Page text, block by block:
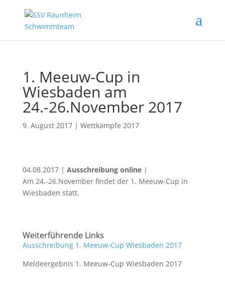
1. Meeuw-Cup in
Wiesbaden am
24.-26.November 2017
9. August 2017| Wettkämpfe 2017
04.08.2017 | Ausschreibung online |
Am 24.-26.November findet der 1. Meeuw-Cup in
Wiesbaden statt.
Weiterführende Links
Ausschreibung 1. Meeuw-Cup Wiesbaden 2017
Meldeergebnis 1. Meeuw-Cup Wiesbaden 2017